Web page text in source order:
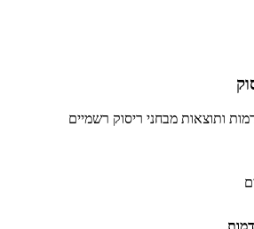
ותוצאות מבחני ריסוק רשמיים